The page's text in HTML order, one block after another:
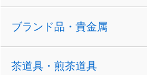
ブランド品・貴金属
茶道具・煎茶道具